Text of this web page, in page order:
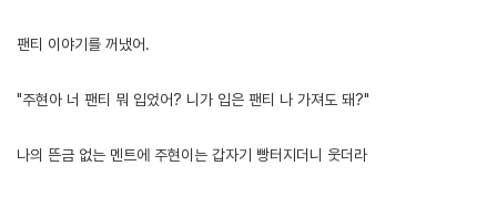
팬티 이야기를 꺼냈어.
"주현아 너 팬티 뭐 입었어? 니가 입은 팬티 나 가져도 돼?"
나의 뜬금 없는 멘트에 주현이는 갑자기 빵터지더니 웃더라